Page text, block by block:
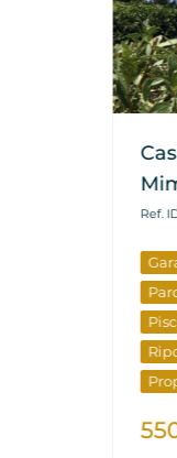
Ref.